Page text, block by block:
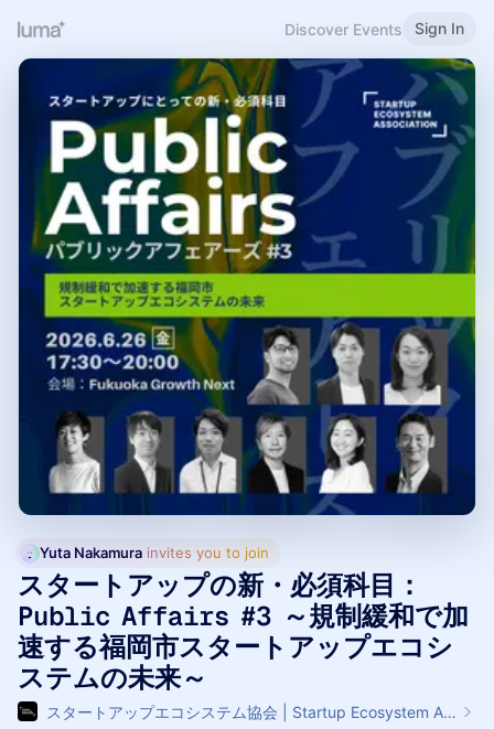
Discover Events Sign In
Yuta Nakamura invites you to join
スタートアップの新・必須科目：
Public Affairs #3 ～規制緩和で加
速する福岡市スタートアップエコシ
ステムの未来～
​​スタートアップエコシステム協会 | Startup Ecosystem Association Japan